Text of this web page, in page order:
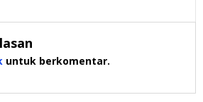
untuk berkomentar.